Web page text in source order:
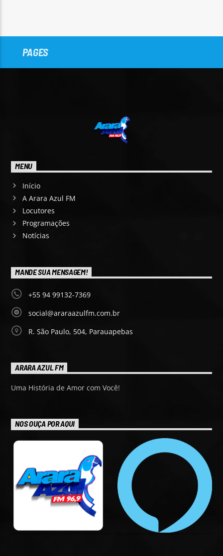
PAGES
MENU
Início
A Arara Azul FM
Locutores
Programações
Notícias
MANDE SUA MENSAGEM!
+55 94 99132-7369
social@araraazulfm.com.br
R. São Paulo, 504, Parauapebas
ARARA AZUL FM
Uma História de Amor com Você!
NOS OUÇA POR AQUI